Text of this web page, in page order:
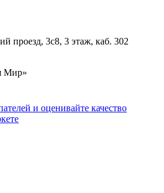
проезд, 3с8, 3 этаж, каб. 302
Мир»